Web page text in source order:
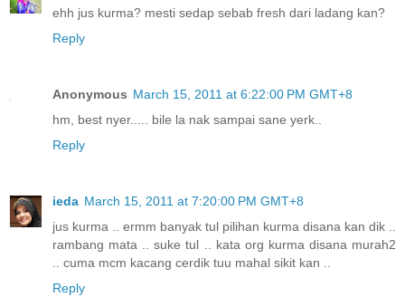
ehh jus kurma? mesti sedap sebab fresh dari ladang kan?
Reply
Anonymous March 15, 2011 at 6:22:00 PM GMT+8
hm, best nyer..... bile la nak sampai sane yerk..
Reply
ieda March 15, 2011 at 7:20:00 PM GMT+8
jus kurma .. ermm banyak tul pilihan kurma disana kan dik ..
rambang mata .. suke tul .. kata org kurma disana murah2
.. cuma mcm kacang cerdik tuu mahal sikit kan ..
Reply